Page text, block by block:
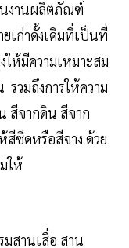
นงานผลิตภัณฑ์
เก่าดั้งเดิมที่เป็นที่
ห้มีความเหมาะสม
วมถึงการให้ความ
สีจากดิน สีจาก
สีซีดหรือสีจาง ด้วย
ให้
มสานเสื่อ สาน